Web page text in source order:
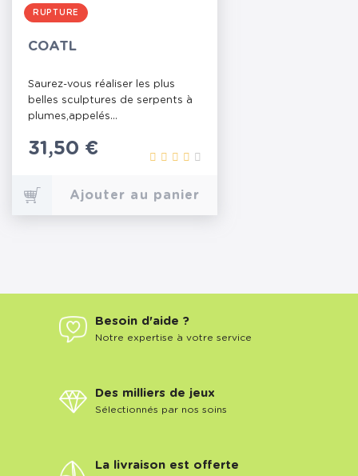
RUPTURE
COATL
Saurez-vous réaliser les plus
belles sculptures de serpents à
plumes,appelés...
Prix
31,50 €
Ajouter au panier
Besoin d'aide ?
Notre expertise à votre service
Des milliers de jeux
Sélectionnés par nos soins
La livraison est offerte